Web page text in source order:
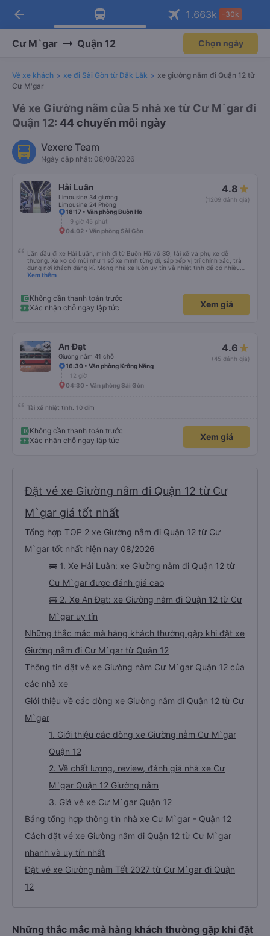
Tải app Vexere ngay!
Nhận ưu đãi thành viên độc
Mở app
Tải app Vexere
-30k/ghế khi đặt vé máy bay qua
Mở app
arrow_back 1.663k -30k
Cư M`gar Quận 12 Chọn ngày
Vé xe khách xe đi Sài Gòn từ Đắk Lắk
xe giường nằm đi Quận 12 từ
Cư M'gar
Vé xe Giường nằm của 5 nhà xe từ Cư M`gar đi
Quận 12: 44 chuyến mỗi ngày
Vexere Team
Ngày cập nhật: 08/08/2026
Hải Luân
Limousine 34 giường
Limousine 24 Phòng
4.8
(1209 đánh giá)
18:17 • Văn phòng Buôn Hồ
9 giờ 45 phút
04:02 • Văn phòng Sài Gòn
Lần đầu đi xe Hải Luân, mình đi từ Buôn Hồ vô SG, tài xế và phụ xe dễ
thương. Xe ko có mùi như 1 số xe mình từng đi, sắp xếp vị trí chính xác, trả
đúng nơi khách đăng kí. Mong nhà xe luôn uy tín và nhiệt tình để có nhiều
khách hàng hơn nữa
Xem thêm
Không cần thanh toán trước
Xác nhận chỗ ngay lập tức
Xem giá
An Đạt
Giường nằm 41 chỗ
4.6
(45 đánh giá)
16:30 • Văn phòng Krông Năng
12 giờ
04:30 • Văn phòng Sài Gòn
Tài xế nhiệt tình. 10 đỉm
Không cần thanh toán trước
Xác nhận chỗ ngay lập tức
Xem giá
Đặt vé xe Giường nằm đi Quận 12 từ Cư
M`gar giá tốt nhất
Tổng hợp TOP 2 xe Giường nằm đi Quận 12 từ Cư
M`gar tốt nhất hiện nay 08/2026
🚌 1. Xe Hải Luân: xe Giường nằm đi Quận 12 từ
Cư M`gar được đánh giá cao
🚌 2. Xe An Đạt: xe Giường nằm đi Quận 12 từ Cư
M`gar uy tín
Những thắc mắc mà hàng khách thường gặp khi đặt xe
Giường nằm đi Cư M`gar từ Quận 12
Thông tin đặt vé xe Giường nằm Cư M`gar Quận 12 của
các nhà xe
Giới thiệu về các dòng xe Giường nằm đi Quận 12 từ Cư
M`gar
1. Giới thiệu các dòng xe Giường nằm Cư M`gar
Quận 12
2. Về chất lượng, review, đánh giá nhà xe Cư
M`gar Quận 12 Giường nằm
3. Giá vé xe Cư M`gar Quận 12
Bảng tổng hợp thông tin nhà xe Cư M`gar - Quận 12
Cách đặt vé xe Giường nằm đi Quận 12 từ Cư M`gar
nhanh và uy tín nhất
Đặt vé xe Giường nằm Tết 2027 từ Cư M`gar đi Quận
12
Những thắc mắc mà hàng khách thường gặp khi đặt